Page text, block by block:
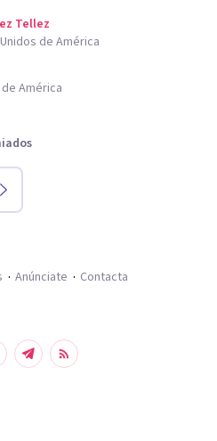
Tellez
de América
América
Anúnciate Contacta